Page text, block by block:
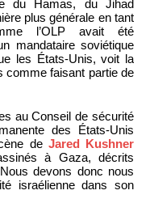
du Hamas, du Jihad
plus générale en tant
l’OLP avait été
mandataire soviétique
les États-Unis, voit la
comme faisant partie de
au Conseil de sécurité
des États-Unis
de Jared Kushner
à Gaza, décrits
devons donc nous
israélienne dans son